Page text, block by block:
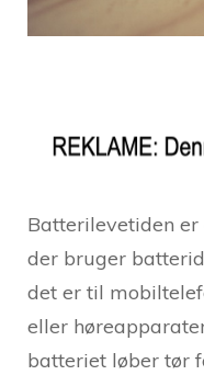
Batterilevetiden
der bruger
det er til
eller
batteriet løber tør